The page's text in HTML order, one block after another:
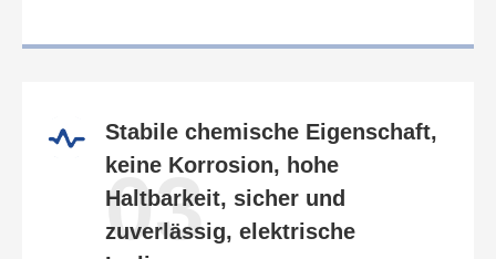
Stabile chemische Eigenschaft,
keine Korrosion, hohe
Haltbarkeit, sicher und
zuverlässig, elektrische
03